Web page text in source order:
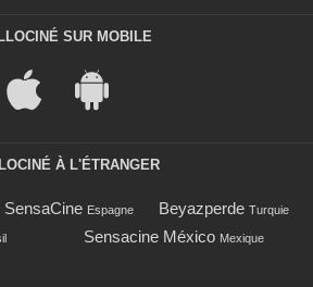
SUR MOBILE
À L'ÉTRANGER
SensaCine Espagne Beyazperde Turquie
Sensacine México Mexique